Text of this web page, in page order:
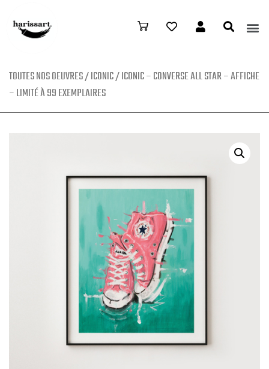
TOUTES NOS OEUVRES/ICONIC/ ICONIC – CONVERSE ALL STAR – AFFICHE
– LIMITÉ À 99 EXEMPLAIRES